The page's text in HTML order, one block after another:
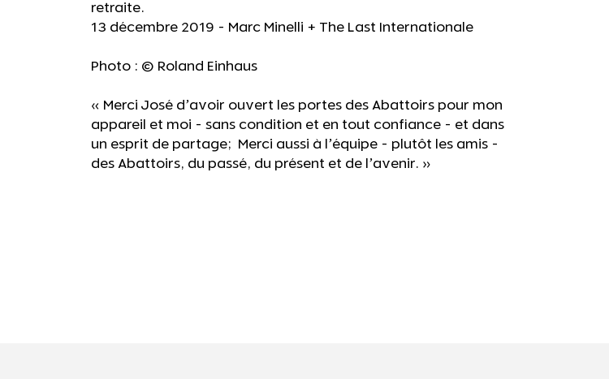
retraite.
13 décembre 2019 - Marc Minelli + The Last Internationale
Photo : © Roland Einhaus
« Merci José d’avoir ouvert les portes des Abattoirs pour mon
appareil et moi - sans condition et en tout confiance - et dans
un esprit de partage; Merci aussi à l’équipe - plutôt les amis -
des Abattoirs, du passé, du présent et de l’avenir. »